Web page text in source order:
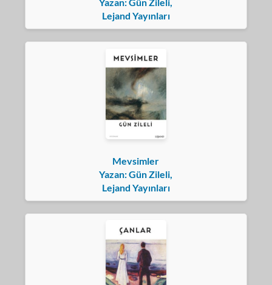
Lejand Yayınları
Mevsimler
Yazan: Gün Zileli,
Lejand Yayınları